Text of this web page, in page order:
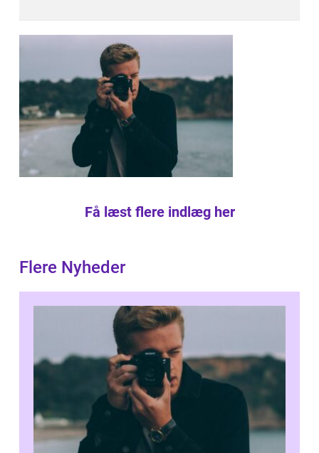
Få læst flere indlæg her
Flere Nyheder